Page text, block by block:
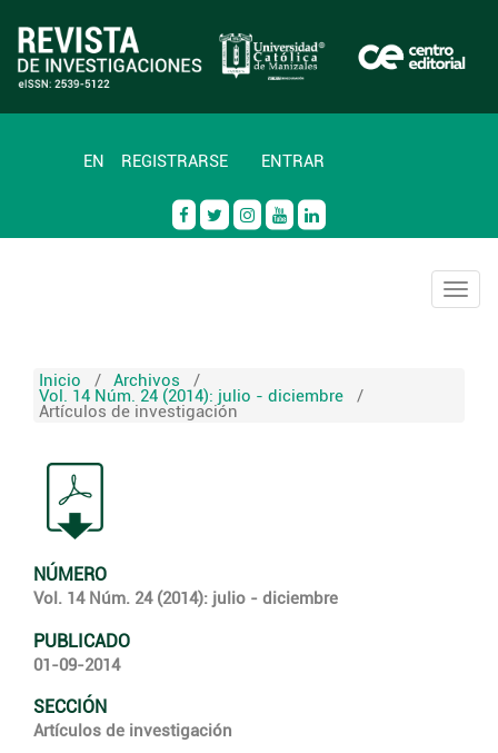
EN REGISTRARSE ENTRAR
Inicio / Archivos /
Vol. 14 Núm. 24 (2014): julio - diciembre /
Artículos de investigación
NÚMERO
Vol. 14 Núm. 24 (2014): julio - diciembre
PUBLICADO
01-09-2014
SECCIÓN
Artículos de investigación